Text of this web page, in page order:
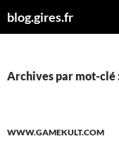
aublog.gires.fr
Archives par mot-clé
WWW.GAMEKULT.COM